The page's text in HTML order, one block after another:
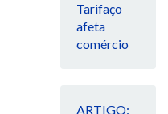
Tarifaço
afeta
comércio
ARTIGO: